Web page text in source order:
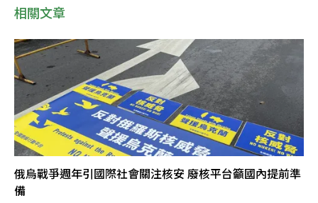
相關文章
俄烏戰爭週年引國際社會關注核安 廢核平台籲國內提前準
備